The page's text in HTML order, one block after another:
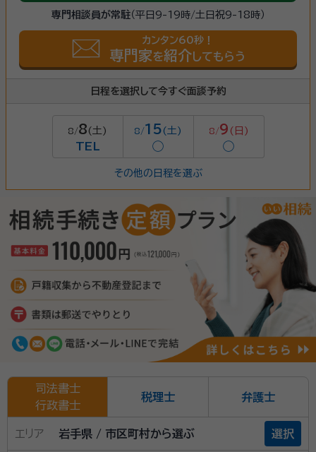
専門相談員が常駐（平日9-19時/土日祝9-18時）
カンタン60秒！
専門家を紹介 してもらう
日程を選択して今すぐ面談予約
8/8 (土)
TEL
8/15(土)
◯
8/9 (日)
◯
その他の日程を選ぶ
司法書士
行政書士
税理士 弁護士
エリア 岩手県 / 市区町村から選ぶ 選択